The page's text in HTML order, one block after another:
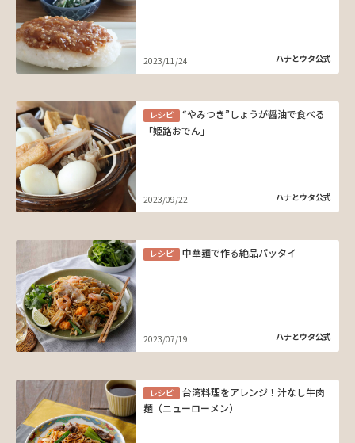
2023/11/24 ハナとウタ公式
レシピ
“やみつき”しょうが醤油で食べる
「姫路おでん」
2023/09/22 ハナとウタ公式
レシピ 中華麺で作る絶品パッタイ
2023/07/19 ハナとウタ公式
レシピ
台湾料理をアレンジ！汁なし牛肉
麺（ニューローメン）